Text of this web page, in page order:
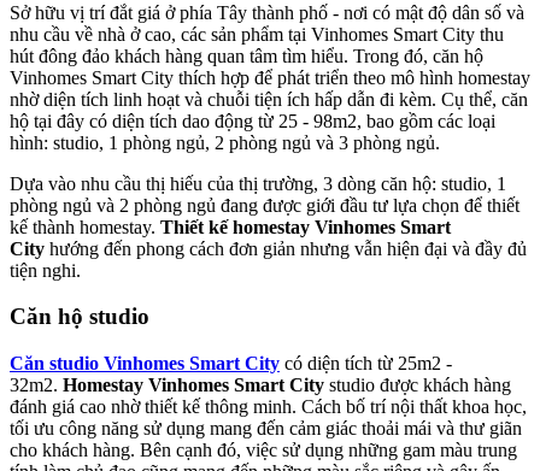
Sở hữu vị trí đắt giá ở phía Tây thành phố - nơi có mật độ dân số và
nhu cầu về nhà ở cao, các sản phẩm tại Vinhomes Smart City thu
hút đông đảo khách hàng quan tâm tìm hiểu. Trong đó, căn hộ
Vinhomes Smart City thích hợp để phát triển theo mô hình homestay
nhờ diện tích linh hoạt và chuỗi tiện ích hấp dẫn đi kèm. Cụ thể, căn
hộ tại đây có diện tích dao động từ 25 - 98m2, bao gồm các loại
hình: studio, 1 phòng ngủ, 2 phòng ngủ và 3 phòng ngủ.
Dựa vào nhu cầu thị hiếu của thị trường, 3 dòng căn hộ: studio, 1
phòng ngủ và 2 phòng ngủ đang được giới đầu tư lựa chọn để thiết
kế thành homestay. Thiết kế homestay Vinhomes Smart
City hướng đến phong cách đơn giản nhưng vẫn hiện đại và đầy đủ
tiện nghi.
Căn hộ studio
Căn studio Vinhomes Smart City có diện tích từ 25m2 -
32m2. Homestay Vinhomes Smart City studio được khách hàng
đánh giá cao nhờ thiết kế thông minh. Cách bố trí nội thất khoa học,
tối ưu công năng sử dụng mang đến cảm giác thoải mái và thư giãn
cho khách hàng. Bên cạnh đó, việc sử dụng những gam màu trung